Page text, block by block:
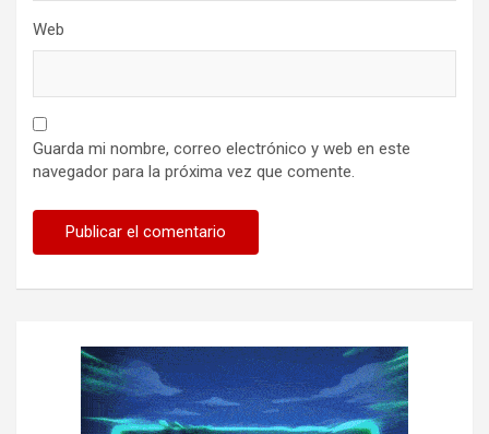
Web
Guarda mi nombre, correo electrónico y web en este
navegador para la próxima vez que comente.